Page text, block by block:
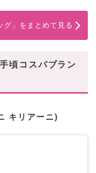
グ」をまとめて見る
頃コスパブラン
キリアーニ)